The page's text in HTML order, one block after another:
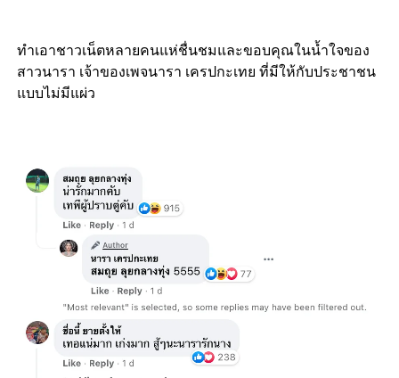
ทำเอาชาวเน็ตหลายคนแห่ชื่นชมและขอบคุณในน้ำใจของ
สาวนารา เจ้าของเพจนารา เครปกะเทย ที่มีให้กับประชาชน
แบบไม่มีแผ่ว